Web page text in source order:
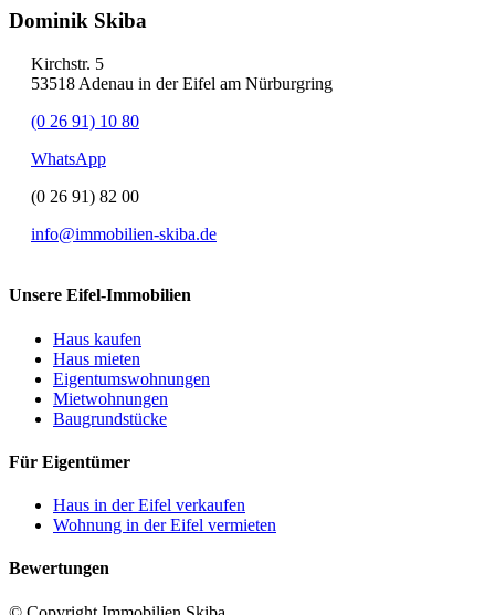
Dominik Skiba
Kirchstr. 5
53518 Adenau in der Eifel am Nürburgring
(0 26 91) 10 80
WhatsApp
(0 26 91) 82 00
info@immobilien-skiba.de
Unsere Eifel-Immobilien
Haus kaufen
Haus mieten
Eigentumswohnungen
Mietwohnungen
Baugrundstücke
Für Eigentümer
Haus in der Eifel verkaufen
Wohnung in der Eifel vermieten
Bewertungen